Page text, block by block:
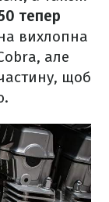
тепер
вихлопна
але
щоб